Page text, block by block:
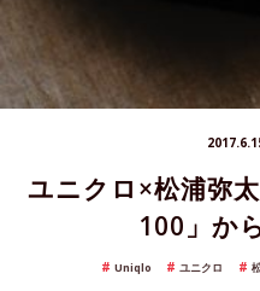
ユニクロ×松浦弥
100」か
Uniqlo ユニクロ